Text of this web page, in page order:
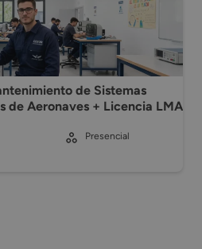
de Sistemas
de Aeronaves + Licencia LMA
Presencial